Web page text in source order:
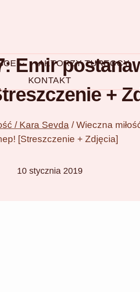
AKTORZY TURECCY
KONTAKT
Emir
+
/ Kara Sevda / Wieczna
[Streszczenie + Zdjęcia]
10 stycznia 2019